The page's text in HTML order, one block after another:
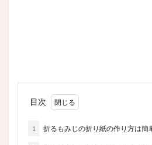
目次
1 折るもみじの折り紙の作り方は簡